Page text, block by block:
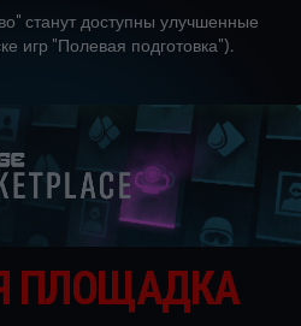
станут доступны улучшенные
игр "Полевая подготовка").
ПЛОЩАДКА